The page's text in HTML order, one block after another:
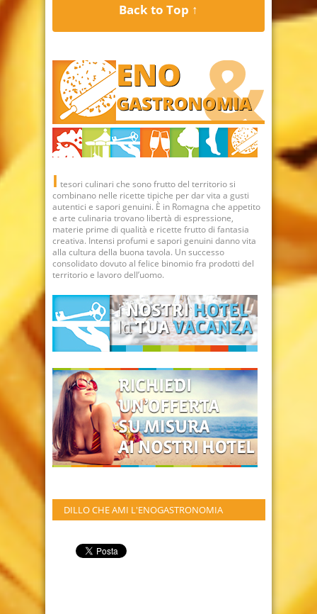
Back to Top ↑
I tesori culinari che sono frutto del territorio si
combinano nelle ricette tipiche per dar vita a gusti
autentici e sapori genuini. È in Romagna che appetito
e arte culinaria trovano libertà di espressione,
materie prime di qualità e ricette frutto di fantasia
creativa. Intensi profumi e sapori genuini danno vita
alla cultura della buona tavola. Un successo
consolidato dovuto al felice binomio fra prodotti del
territorio e lavoro dell’uomo.
DILLO CHE AMI L'ENOGASTRONOMIA